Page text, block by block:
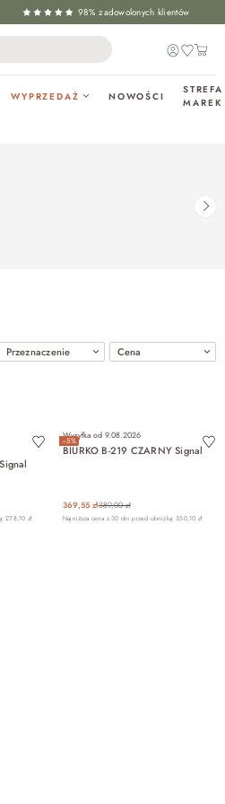
98% zadowolonych klientów
WYPRZEDAŻ NOWOŚCI
STREFA
MAREK
Cena
Przeznaczenie
278,10 zł
−5%
Wysyłka od 9.08.2026
BIURKO B-219 CZARNY Signal
369,55 zł389,00 zł
Najniższa cena z 30 dni przed obniżką: 350,10 zł